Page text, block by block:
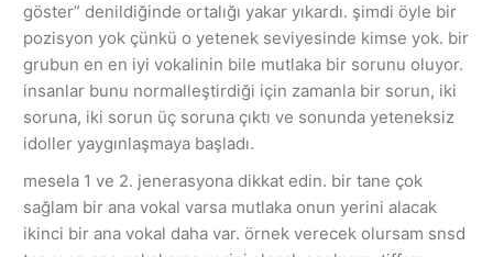
göster” denildiğinde ortalığı yakar yıkardı. şimdi öyle bir
pozisyon yok çünkü o yetenek seviyesinde kimse yok. bir
grubun en en iyi vokalinin bile mutlaka bir sorunu oluyor.
insanlar bunu normalleştirdiği için zamanla bir sorun, iki
soruna, iki sorun üç soruna çıktı ve sonunda yeteneksiz
idoller yaygınlaşmaya başladı.
mesela 1 ve 2. jenerasyona dikkat edin. bir tane çok
sağlam bir ana vokal varsa mutlaka onun yerini alacak
ikinci bir ana vokal daha var. örnek verecek olursam snsd